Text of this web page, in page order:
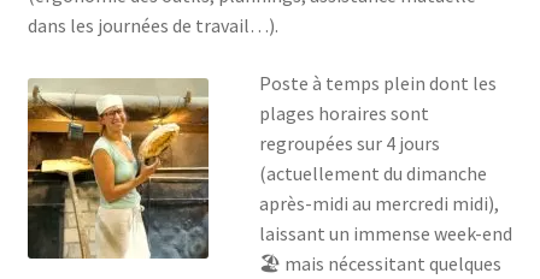
dans les journées de travail…).
Poste à temps plein dont les
plages horaires sont
regroupées sur 4 jours
(actuellement du dimanche
après-midi au mercredi midi),
laissant un immense week-end
🏖 mais nécessitant quelques